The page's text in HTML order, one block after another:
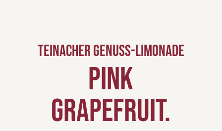
Teinacher Genuss-Limonade
Pink
Grapefruit.